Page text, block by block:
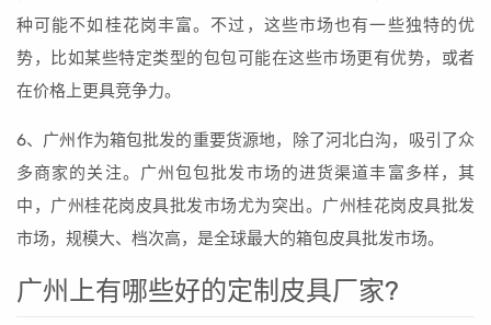
种可能不如桂花岗丰富。不过，这些市场也有一些独特的优
势，比如某些特定类型的包包可能在这些市场更有优势，或者
在价格上更具竞争力。
6、广州作为箱包批发的重要货源地，除了河北白沟，吸引了众
多商家的关注。广州包包批发市场的进货渠道丰富多样，其
中，广州桂花岗皮具批发市场尤为突出。广州桂花岗皮具批发
市场，规模大、档次高，是全球最大的箱包皮具批发市场。
广州上有哪些好的定制皮具厂家?